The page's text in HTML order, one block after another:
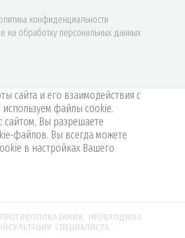
конфиденциальности
на обработку персональных данных
НЕОБХОДИМА
СПЕЦИАЛИСТА
сайта и его взаимодействия с
файлы cookie.
сайтом, Вы разрешаете
файлов. Вы всегда можете
в настройках Вашего